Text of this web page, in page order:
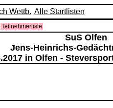
Wettb. Alle Startlisten
Teilnehmerliste
SuS Olfen
Jens-Heinrichs-
in Olfen -